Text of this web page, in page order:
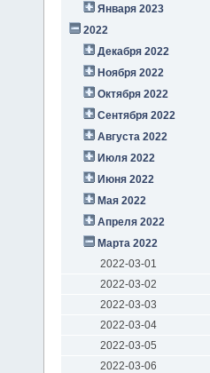
Января 2023
2022
Декабря 2022
Ноября 2022
Октября 2022
Сентября 2022
Августа 2022
Июля 2022
Июня 2022
Мая 2022
Апреля 2022
Марта 2022
2022-03-01
2022-03-02
2022-03-03
2022-03-04
2022-03-05
2022-03-06